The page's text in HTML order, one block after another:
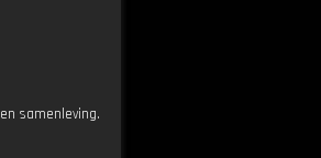
samenleving.